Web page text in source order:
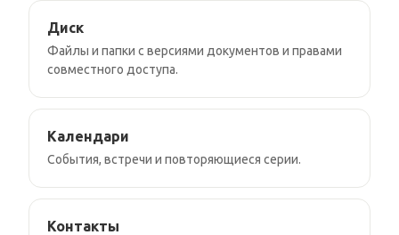
Диск
Файлы и папки с версиями документов и правами
совместного доступа.
Календари
События, встречи и повторяющиеся серии.
Контакты